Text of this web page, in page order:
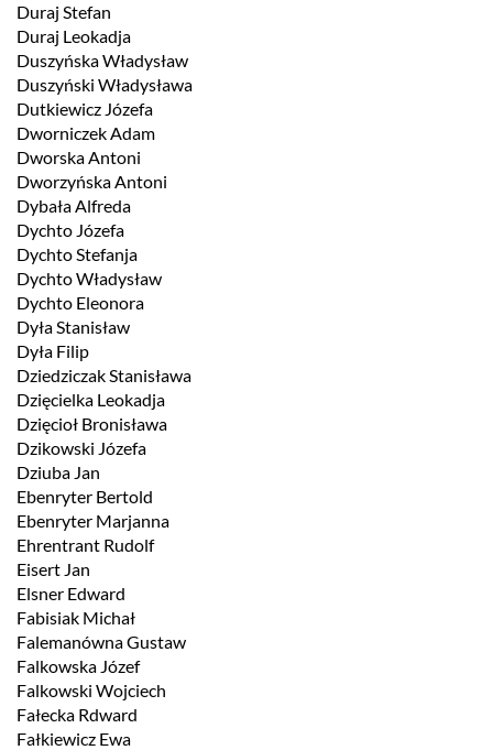
Duraj Stefan
Duraj Leokadja
Duszyńska Władysław
Duszyński Władysława
Dutkiewicz Józefa
Dworniczek Adam
Dworska Antoni
Dworzyńska Antoni
Dybała Alfreda
Dychto Józefa
Dychto Stefanja
Dychto Władysław
Dychto Eleonora
Dyła Stanisław
Dyła Filip
Dziedziczak Stanisława
Dzięcielka Leokadja
Dzięcioł Bronisława
Dzikowski Józefa
Dziuba Jan
Ebenryter Bertold
Ebenryter Marjanna
Ehrentrant Rudolf
Eisert Jan
Elsner Edward
Fabisiak Michał
Falemanówna Gustaw
Falkowska Józef
Falkowski Wojciech
Fałecka Rdward
Fałkiewicz Ewa